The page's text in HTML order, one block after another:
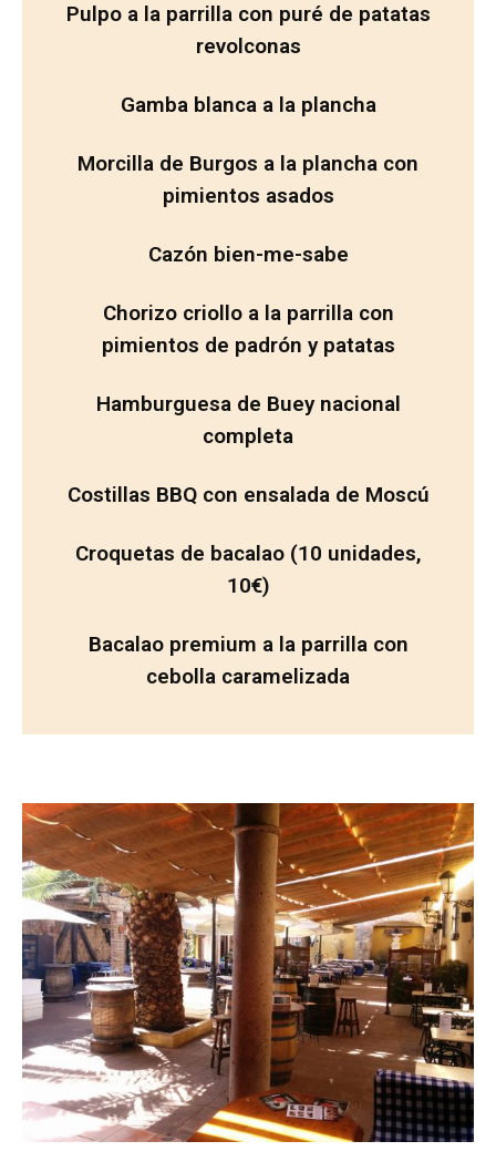
Pulpo a la parrilla con puré de patatas
revolconas
Gamba blanca a la plancha
Morcilla de Burgos a la plancha con
pimientos asados
Cazón bien-me-sabe
Chorizo criollo a la parrilla con
pimientos de padrón y patatas
Hamburguesa de Buey nacional
completa
Costillas BBQ con ensalada de Moscú
Croquetas de bacalao (10 unidades,
10€)
Bacalao premium a la parrilla con
cebolla caramelizada